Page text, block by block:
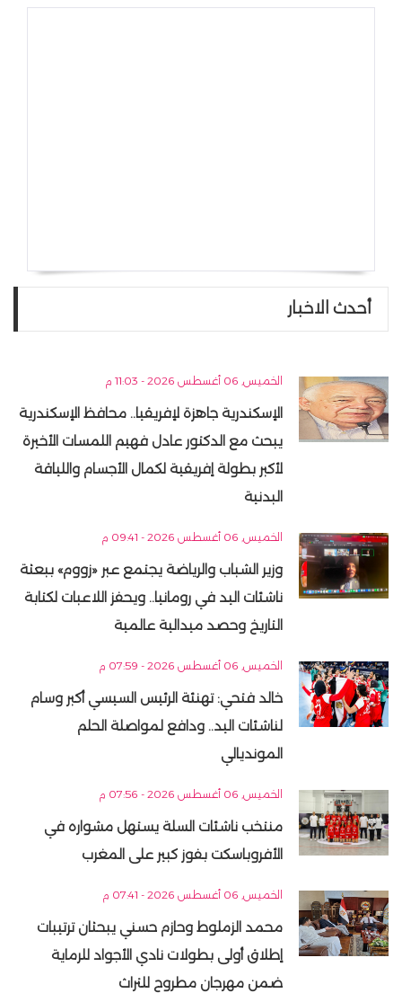
أحدث الاخبار
الخميس, 06 أغسطس 2026 - 11:03 م
الإسكندرية جاهزة لإفريقيا.. محافظ الإسكندرية
يبحث مع الدكتور عادل فهيم اللمسات الأخيرة
لأكبر بطولة إفريقية لكمال الأجسام واللياقة
البدنية
الخميس, 06 أغسطس 2026 - 09:41 م
وزير الشباب والرياضة يجتمع عبر «زووم» ببعثة
ناشئات اليد في رومانيا.. ويحفز اللاعبات لكتابة
التاريخ وحصد ميدالية عالمية
الخميس, 06 أغسطس 2026 - 07:59 م
خالد فتحي: تهنئة الرئيس السيسي أكبر وسام
لناشئات اليد.. ودافع لمواصلة الحلم
المونديالي
الخميس, 06 أغسطس 2026 - 07:56 م
منتخب ناشئات السلة يستهل مشواره في
الأفروباسكت بفوز كبير على المغرب
الخميس, 06 أغسطس 2026 - 07:41 م
محمد الزملوط وحازم حسني يبحثان ترتيبات
إطلاق أولى بطولات نادي الأجواد للرماية
ضمن مهرجان مطروح للتراث